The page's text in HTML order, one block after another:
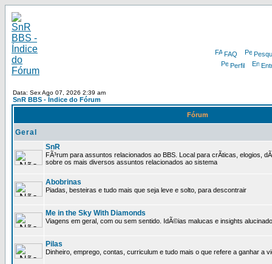
FAQ
Perfil
Data: Sex Ago 07, 2026 2:39 am
SnR BBS - Índice do Fórum
Fórum
Geral
SnR
FÃ³rum para assuntos relacionados ao BBS. Local para crÃ­ticas, elogios,
sobre os mais diversos assuntos relacionados ao sistema
Abobrinas
Piadas, besteiras e tudo mais que seja leve e solto, para descontrair
Me in the Sky With Diamonds
Viagens em geral, com ou sem sentido. IdÃ©ias malucas e insights
Pilas
Dinheiro, emprego, contas, curriculum e tudo mais o que refere a ganhar a